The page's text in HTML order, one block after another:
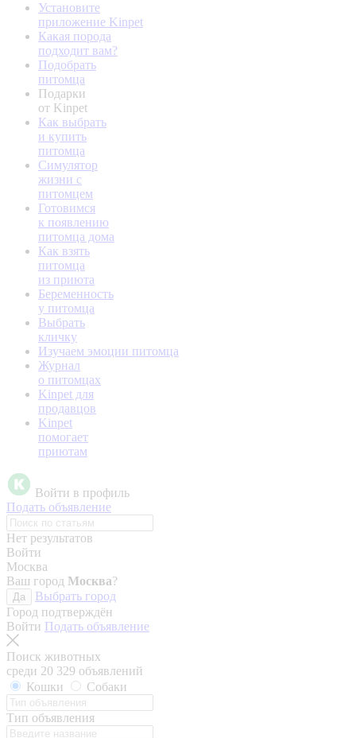
Установите
приложение Kinpet
Какая порода
подходит вам?
Подобрать
питомца
Подарки
от Kinpet
Как выбрать
и купить
питомца
Симулятор
жизни с
питомцем
Готовимся
к появлению
питомца дома
Как взять
питомца
из приюта
Беременность
у питомца
Выбрать
кличку
Изучаем эмоции питомца
Журнал
о питомцах
Kinpet для
продавцов
Kinpet
помогает
приютам
Войти в профиль
Подать объявление
Нет результатов
Войти
Москва
Ваш город Москва?
Да
Выбрать город
Город подтверждён
Войти Подать объявление
Поиск животных
среди 20 329 объявлений
Кошки
Собаки
Тип объявления